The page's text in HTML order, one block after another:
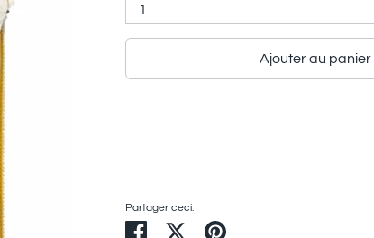
1
Ajouter au panier
Partager ceci:
PartagerTweeterÉpingler